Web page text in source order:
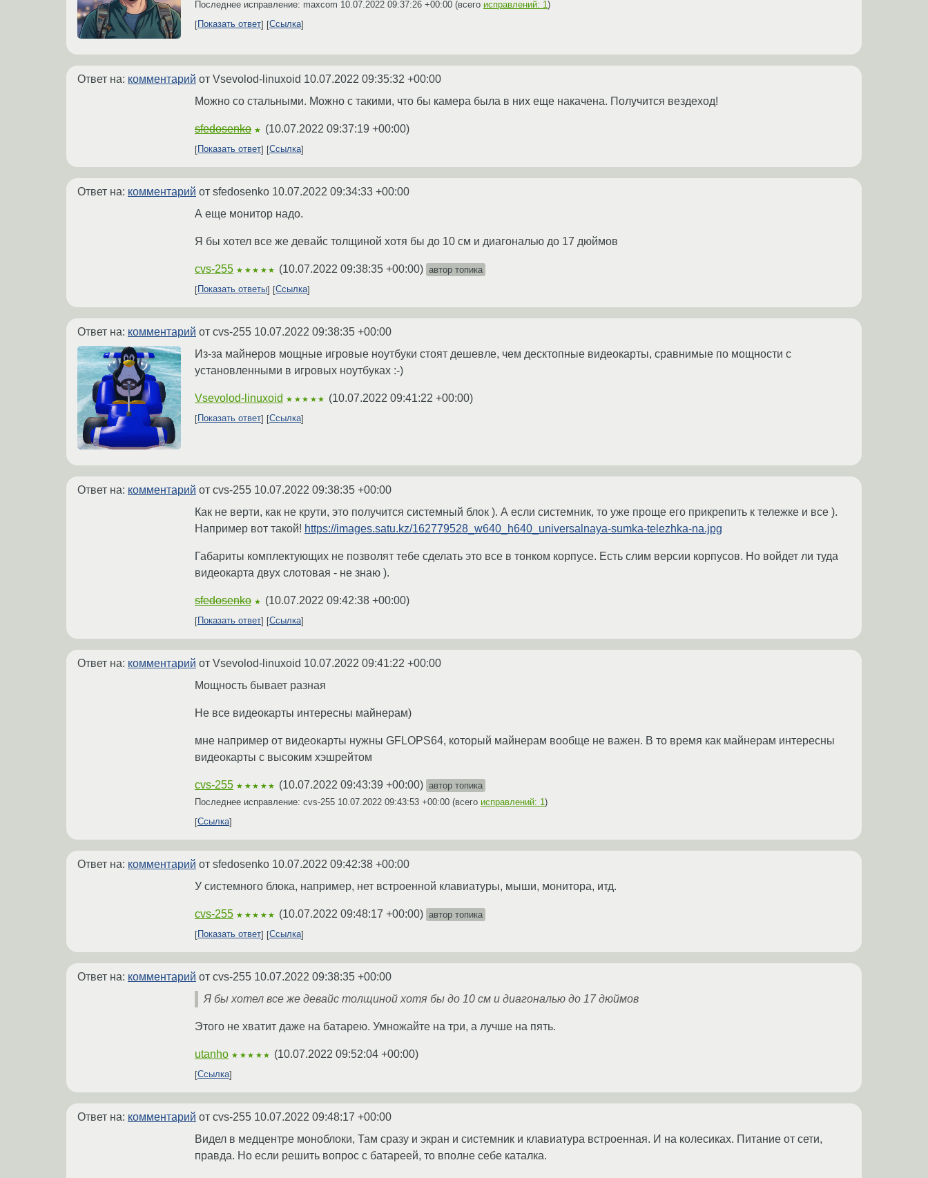
Последнее исправление: maxcom 10.07.2022 09:37:26 +00:00 (всего исправлений: 1 )
Показать ответ
Ссылка
Ответ на: комментарий от Vsevolod-linuxoid 10.07.2022 09:35:32 +00:00
Можно со стальными. Можно с такими, что бы камера была в них еще накачена. Получится вездеход!
sfedosenko ★ (10.07.2022 09:37:19 +00:00)
Показать ответ Ссылка
Ответ на: комментарий от sfedosenko 10.07.2022 09:34:33 +00:00
А еще монитор надо.
Я бы хотел все же девайс толщиной хотя бы до 10 см и диагональю до 17 дюймов
cvs-255 ★★★★★ (10.07.2022 09:38:35 +00:00) автор топика
Показать ответы
Ссылка
Ответ на: комментарий от cvs-255 10.07.2022 09:38:35 +00:00
Из-за майнеров мощные игровые ноутбуки стоят дешевле, чем десктопные видеокарты, сравнимые по мощности с
установленными в игровых ноутбуках :-)
Vsevolod-linuxoid ★★★★★ (10.07.2022 09:41:22 +00:00)
Показать ответ Ссылка
Ответ на: комментарий от cvs-255 10.07.2022 09:38:35 +00:00
Как не верти, как не крути, это получится системный блок ). А если системник, то уже проще его прикрепить к тележке и все ).
Например вот такой! https://images.satu.kz/162779528_w640_h640_universalnaya-sumka-telezhka-na.jpg
Габариты комплектующих не позволят тебе сделать это все в тонком корпусе. Есть слим версии корпусов. Но войдет ли туда
видеокарта двух слотовая - не знаю ).
sfedosenko ★ (10.07.2022 09:42:38 +00:00)
Показать ответ Ссылка
Ответ на: комментарий от Vsevolod-linuxoid 10.07.2022 09:41:22 +00:00
Мощность бывает разная
Не все видеокарты интересны майнерам)
мне например от видеокарты нужны GFLOPS64, который майнерам вообще не важен. В то время как майнерам интересны
видеокарты с высоким хэшрейтом
cvs-255 ★★★★★ (10.07.2022 09:43:39 +00:00) автор топика
Последнее исправление: cvs-255 10.07.2022 09:43:53 +00:00 (всего исправлений: 1 )
Ссылка
Ответ на: комментарий от sfedosenko 10.07.2022 09:42:38 +00:00
У системного блока, например, нет встроенной клавиатуры, мыши, монитора, итд.
cvs-255 ★★★★★ (10.07.2022 09:48:17 +00:00) автор топика
Показать ответ
Ссылка
Ответ на: комментарий от cvs-255 10.07.2022 09:38:35 +00:00
Я бы хотел все же девайс толщиной хотя бы до 10 см и диагональю до 17 дюймов
Этого не хватит даже на батарею. Умножайте на три, а лучше на пять.
utanho ★★★★★ (10.07.2022 09:52:04 +00:00)
Ссылка
Ответ на: комментарий от cvs-255 10.07.2022 09:48:17 +00:00
Видел в медцентре моноблоки, Там сразу и экран и системник и клавиатура встроенная. И на колесиках. Питание от сети,
правда. Но если решить вопрос с батареей, то вполне себе каталка.